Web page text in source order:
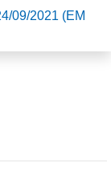
09/2021 (EM